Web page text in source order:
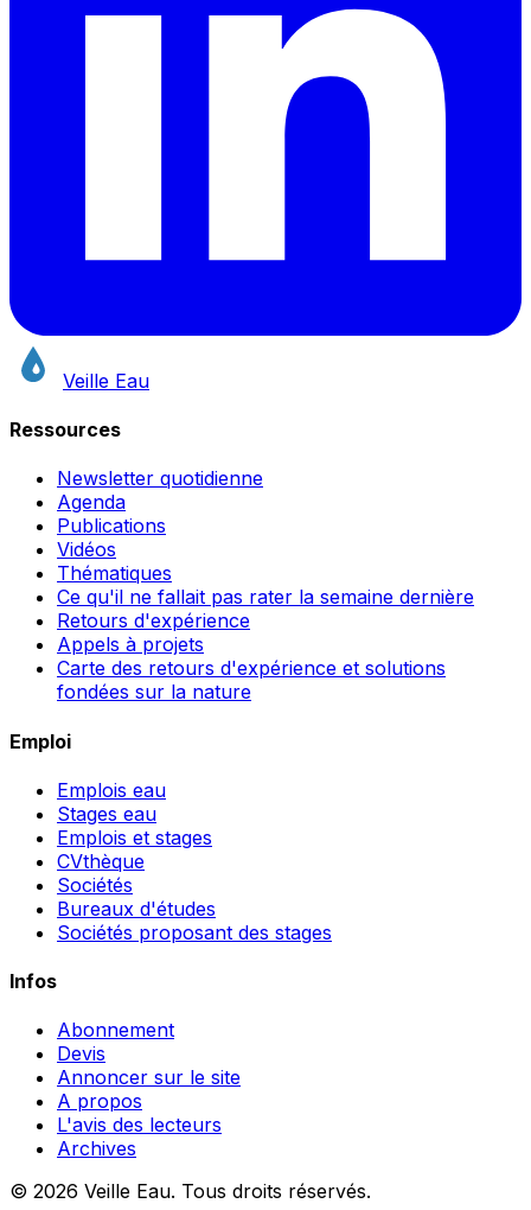
Veille Eau
Ressources
Newsletter quotidienne
Agenda
Publications
Vidéos
Thématiques
Ce qu'il ne fallait pas rater la semaine dernière
Retours d'expérience
Appels à projets
Carte des retours d'expérience et solutions
fondées sur la nature
Emploi
Emplois eau
Stages eau
Emplois et stages
CVthèque
Sociétés
Bureaux d'études
Sociétés proposant des stages
Infos
Abonnement
Devis
Annoncer sur le site
A propos
L'avis des lecteurs
Archives
© 2026 Veille Eau. Tous droits réservés.